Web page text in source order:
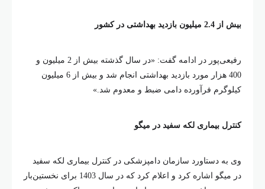
بیش از 2.4 میلیون بازدید بهداشتی در کشور
رفیعی‌پور در ادامه گفت: «در سال گذشته بیش از 2 میلیون و
400 هزار مورد بازدید بهداشتی انجام شد و بیش از 6 میلیون
کیلوگرم فرآورده دامی ضبط و معدوم شد.»
کنترل بیماری لکه سفید در میگو
وی به دستاورد سازمان دامپزشکی در کنترل بیماری لکه سفید
در میگو اشاره کرد و اعلام کرد که در سال 1403 برای نخستین‌بار